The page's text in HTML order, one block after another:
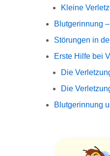
Kleine
Blutgerinnung
Störungen in
Erste Hilfe bei
Die
Die
Blutgerinnung